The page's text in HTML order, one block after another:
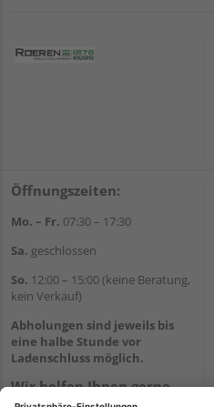
Öffnungszeiten:
Mo. – Fr. 07:30 – 17:30
Sa. geschlossen
So. 12:00 – 15:00 (keine Beratung,
kein Verkauf)
Abholungen sind jeweils bis
eine halbe Stunde vor
Ladenschluss möglich.
Wir helfen Ihnen gerne